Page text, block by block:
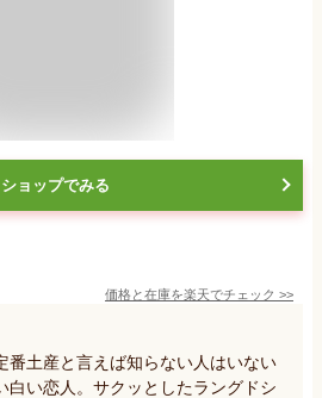
ショップでみる
価格と在庫を楽天でチェック >>
番土産と言えば知らない人はいない
白い恋人。サクッとしたラングドシ